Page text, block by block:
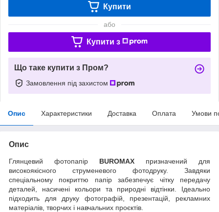
Купити
або
Купити з
Що таке купити з Пром?
Замовлення під захистом
Опис Характеристики Доставка Оплата Умови
Опис
Глянцевий фотопапір BUROMAX призначений для
високоякісного струменевого фотодруку. Завдяки
спеціальному покриттю папір забезпечує чітку передачу
деталей, насичені кольори та природні відтінки. Ідеально
підходить для друку фотографій, презентацій, рекламних
матеріалів, творчих і навчальних проєктів.